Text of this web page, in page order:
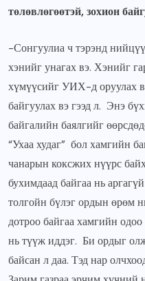
төлөвлөгөөтэй, зохион
-Сонгуулиа ч тэрэнд
хэнийг унагах вэ. Хэнийг
хүмүүсийг УИХ-д оруулах
байгуулах вэ гээд л. Энэ
байгалийн баялгийг
“Ухаа худаг” бол хамгийн
чанарын коксжих нүүрс
бухимдаад байгаа нь
толгойн бүлэг ордын өрөм
дотроо байгаа хамгийн
нь түүж иддэг. Би ордыг
байсан л даа. Тэд нар